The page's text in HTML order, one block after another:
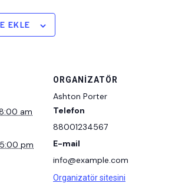
EKLE
am
pm
ORGANIZATÖR
Ashton Porter
Telefon
88001234567
E-mail
info@example.com
Organizatör sitesini